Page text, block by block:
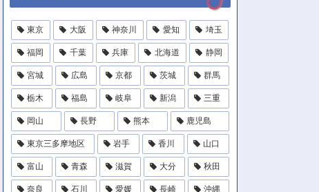
東京 大阪 神奈川 愛知 埼玉
福岡 千葉 兵庫 北海道 静岡
宮城 広島 京都 茨城 群馬
栃木 福島 岐阜 新潟 三重
岡山 長野 熊本 鹿児島
東京三多摩地区 岩手 香川 山口
富山 青森 滋賀 大分 秋田
奈良 石川 愛媛 長崎 沖縄